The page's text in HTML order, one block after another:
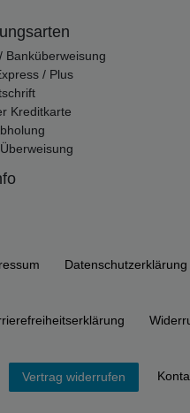
Banküberweisung
/ Plus
Kreditkarte
Daten­schutz­erklärung
Vertrag widerrufen